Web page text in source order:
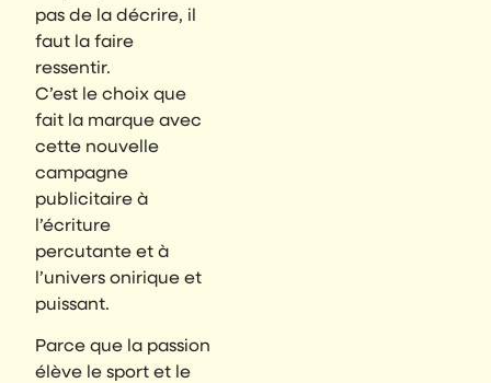
pas de la décrire, il
faut la faire
ressentir.
C’est le choix que
fait la marque avec
cette nouvelle
campagne
publicitaire à
l’écriture
percutante et à
l’univers onirique et
puissant.
Parce que la passion
élève le sport et le